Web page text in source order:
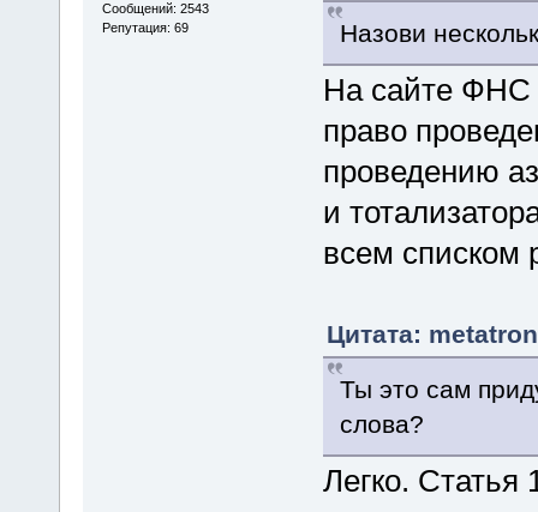
Сообщений: 2543
Репутация: 69
Назови
На сайте ФНС
право
проведению
и
всем списком
Цитата:
Ты это сам
слова?
Легко.